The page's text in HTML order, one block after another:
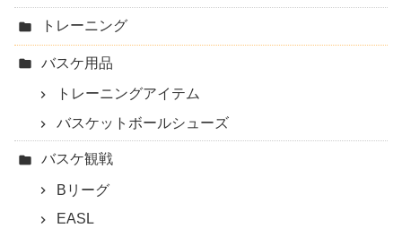
トレーニング
バスケ用品
トレーニングアイテム
バスケットボールシューズ
バスケ観戦
Bリーグ
EASL